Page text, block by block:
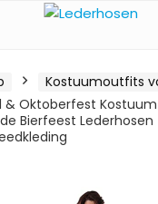
Kostuumoutfits
& Oktoberfest
Bierfeest Lederhosen